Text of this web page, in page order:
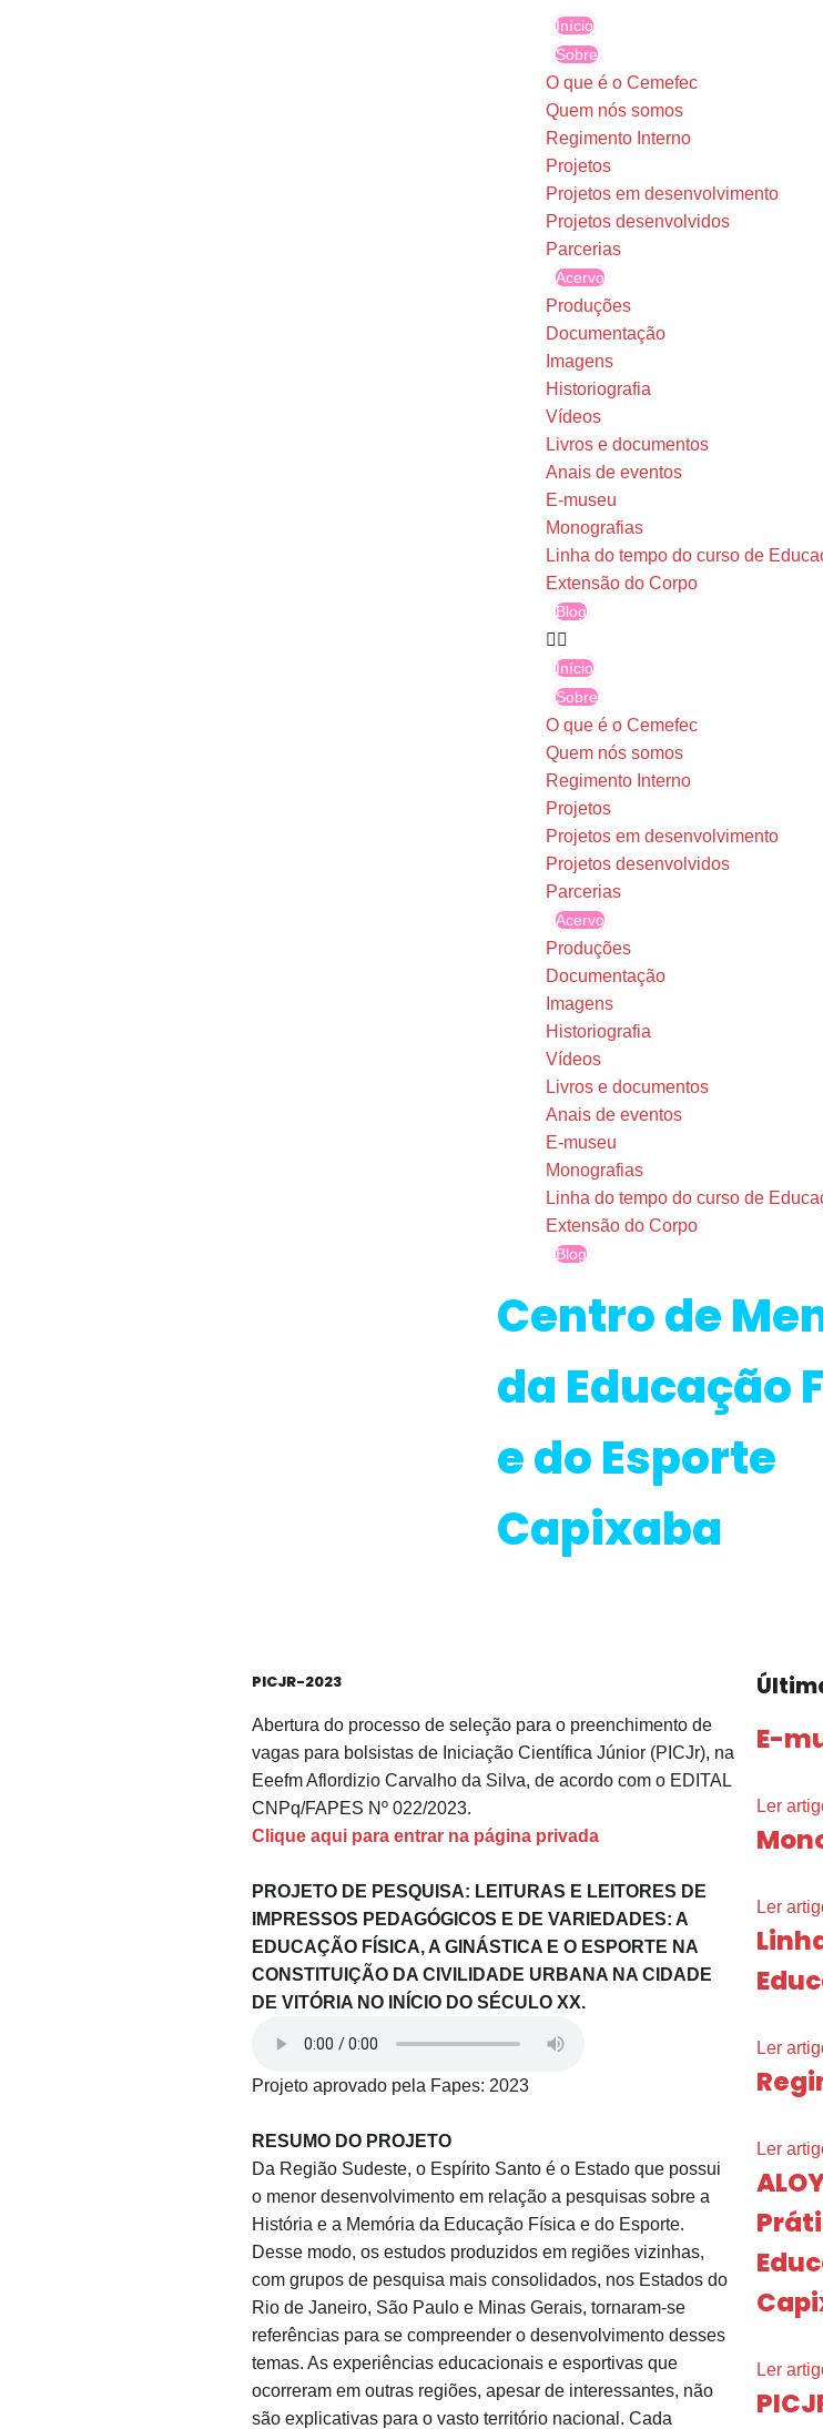
Início
Sobre
O que é o Cemefec
Quem nós somos
Regimento Interno
Projetos
Projetos em desenvolvimento
Projetos desenvolvidos
Parcerias
Acervo
Produções
Documentação
Imagens
Historiografia
Vídeos
Livros e documentos
Anais de eventos
E-museu
Monografias
Linha do tempo do curso de
Extensão do Corpo
Blog
Início
Sobre
O que é o Cemefec
Quem nós somos
Regimento Interno
Projetos
Projetos em desenvolvimento
Projetos desenvolvidos
Parcerias
Acervo
Produções
Documentação
Imagens
Historiografia
Vídeos
Livros e documentos
Anais de eventos
E-museu
Monografias
Linha do tempo do curso de
Extensão do Corpo
Blog
Centro de
da Educação
e do Esporte
Capixaba
PICJR-2023
Abertura do processo de seleção para o preenchimento de
vagas para bolsistas de Iniciação Científica Júnior (PICJr), na
Eeefm Aflordizio Carvalho da Silva, de acordo com o EDITAL
CNPq/FAPES Nº 022/2023.
Clique aqui para entrar na página privada
PROJETO DE PESQUISA: LEITURAS E LEITORES DE
IMPRESSOS PEDAGÓGICOS E DE VARIEDADES: A
EDUCAÇÃO FÍSICA, A GINÁSTICA E O ESPORTE NA
CONSTITUIÇÃO DA CIVILIDADE URBANA NA CIDADE
DE VITÓRIA NO INÍCIO DO SÉCULO XX.
Projeto aprovado pela Fapes: 2023
RESUMO DO PROJETO
Da Região Sudeste, o Espírito Santo é o Estado que possui
o menor desenvolvimento em relação a pesquisas sobre a
História e a Memória da Educação Física e do Esporte.
Desse modo, os estudos produzidos em regiões vizinhas,
com grupos de pesquisa mais consolidados, nos Estados do
Rio de Janeiro, São Paulo e Minas Gerais, tornaram-se
referências para se compreender o desenvolvimento desses
temas. As experiências educacionais e esportivas que
ocorreram em outras regiões, apesar de interessantes, não
são explicativas para o vasto território nacional. Cada
E-
Ler
Ler
Ler
Ler
Ler